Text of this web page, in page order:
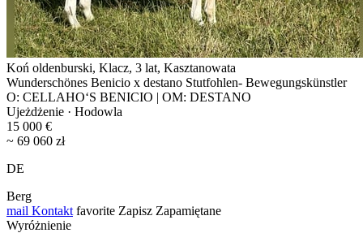
Koń oldenburski, Klacz, 3 lat, Kasztanowata
Wunderschönes Benicio x destano Stutfohlen- Bewegungskünstler
O: CELLAHO‘S BENICIO | OM: DESTANO
Ujeżdżenie · Hodowla
15 000 €
~ 69 060 zł
DE
Berg
mail Kontakt favorite Zapisz Zapamiętane
Wyróżnienie